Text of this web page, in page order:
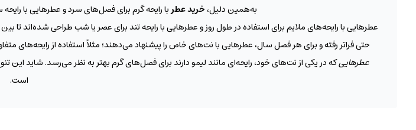
به‌همین دلیل، خرید عطربا رایحه گرم برای فصل‌های سرد و عطرهایی با
عطرهایی با رایحه‌های ملایم برای استفاده در طول روز و عطرهایی با رایحه‌ تند برای عصر یا شب طراحی شده‌اند
حتی فراتر رفته و برای هر فصل سال، عطرهایی با نت‌های خاص را پیشنهاد می‌دهند؛ مثلاً استفاده از
عطرهاییکه در یکی از نت‌های خود، رایحه‌ای مانند لیمو دارند برای فصل‌های گرم بهتر به نظر می‌رسد. شاید این
است.